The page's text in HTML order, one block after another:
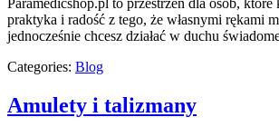
praktyka i radość z tego, że własnymi rękami
jednocześnie chcesz działać w duchu
Categories: Blog
Amulety i talizmany